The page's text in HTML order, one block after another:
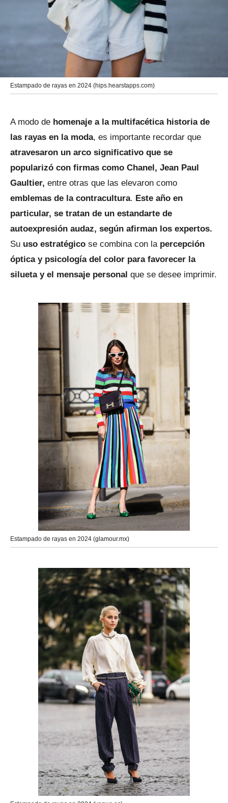
Estampado de rayas en 2024 (hips.hearstapps.com)
A modo de homenaje a la multifacética historia de
las rayas en la moda, es importante recordar que
atravesaron un arco significativo que se
popularizó con firmas como Chanel, Jean Paul
Gaultier, entre otras que las elevaron como
emblemas de la contracultura. Este año en
particular, se tratan de un estandarte de
autoexpresión audaz, según afirman los expertos.
Su uso estratégico se combina con la percepción
óptica y psicología del color para favorecer la
silueta y el mensaje personal que se desee imprimir.
Estampado de rayas en 2024 (glamour.mx)